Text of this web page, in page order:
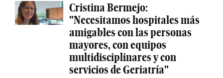
Cristina Bermejo:
"Necesitamos hospitales más
amigables con las personas
mayores, con equipos
multidisciplinares y con
servicios de Geriatría"